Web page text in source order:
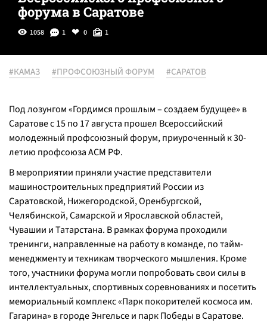
форума в Саратове
1058 1 0 1
#КАМАЗ #ПРОФСОЮЗНЫЙ ФОРУМ #САРАТОВ
Под лозунгом «Гордимся прошлым – создаем будущее» в
Саратове с 15 по 17 августа прошел Всероссийский
молодежный профсоюзный форум, приуроченный к 30-
летию профсоюза АСМ РФ.
В мероприятии приняли участие представители
машиностроительных предприятий России из
Саратовской, Нижегородской, Оренбургской,
Челябинской, Самарской и Ярославской областей,
Чувашии и Татарстана. В рамках форума проходили
тренинги, направленные на работу в команде, по тайм-
менеджменту и техникам творческого мышления. Кроме
того, участники форума могли попробовать свои силы в
интеллектуальных, спортивных соревнованиях и посетить
мемориальный комплекс «Парк покорителей космоса им.
Гагарина» в городе Энгельсе и парк Победы в Саратове.